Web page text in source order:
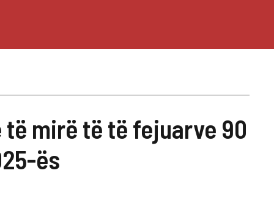
mirë të të fejuarve 90
ës